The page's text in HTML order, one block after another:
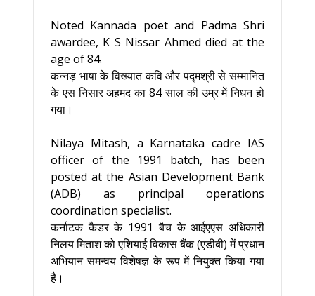
Noted Kannada poet and Padma Shri
awardee, K S Nissar Ahmed died at the
age of 84.
कन्नड़ भाषा के विख्यात कवि और पद्मश्री से सम्मानित
के एस निसार अहमद का 84 साल की उम्र में निधन हो
गया।
Nilaya Mitash, a Karnataka cadre IAS
officer of the 1991 batch, has been
posted at the Asian Development Bank
(ADB) as principal operations
coordination specialist.
कर्नाटक कैडर के 1991 बैच के आईएएस अधिकारी
निलय मिताश को एशियाई विकास बैंक (एडीबी) में प्रधान
अभियान समन्वय विशेषज्ञ के रूप में नियुक्त किया गया
है।